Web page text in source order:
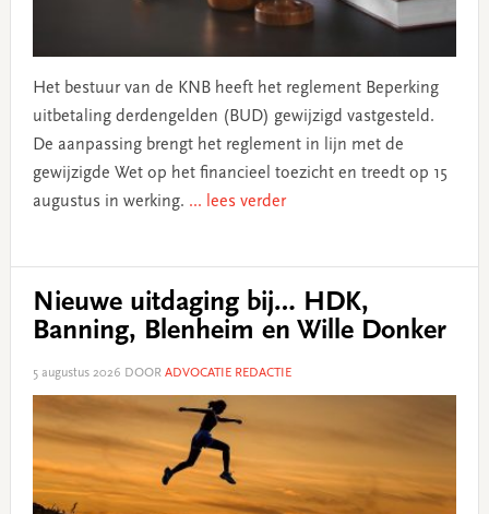
Het bestuur van de KNB heeft het reglement Beperking
uitbetaling derdengelden (BUD) gewijzigd vastgesteld.
De aanpassing brengt het reglement in lijn met de
gewijzigde Wet op het financieel toezicht en treedt op 15
augustus in werking. ... lees verder
Nieuwe uitdaging bij… HDK,
Banning, Blenheim en Wille Donker
5 augustus 2026 DOOR ADVOCATIE REDACTIE